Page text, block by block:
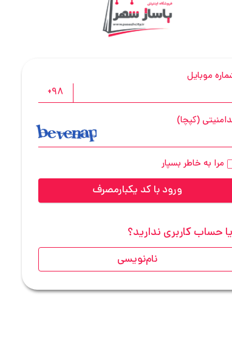
موبایل
(کپچا)
مرا به خاطر بسپار
ورود با کد یکبارمصرف
حساب کاربری ندارید؟
نام‌نویسی